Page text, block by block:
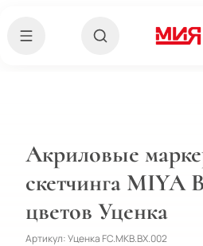
Акриловые
скетчинга MIYA
цветов Уценка
Артикул:Уценка FC.MKB.BX.002